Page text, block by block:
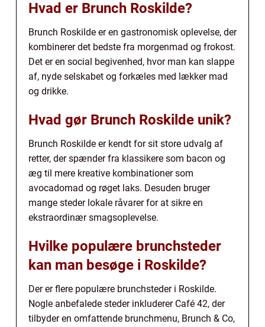
Hvad er Brunch Roskilde?
Brunch Roskilde er en gastronomisk oplevelse, der
kombinerer det bedste fra morgenmad og frokost.
Det er en social begivenhed, hvor man kan slappe
af, nyde selskabet og forkæles med lækker mad
og drikke.
Hvad gør Brunch Roskilde unik?
Brunch Roskilde er kendt for sit store udvalg af
retter, der spænder fra klassikere som bacon og
æg til mere kreative kombinationer som
avocadomad og røget laks. Desuden bruger
mange steder lokale råvarer for at sikre en
ekstraordinær smagsoplevelse.
Hvilke populære brunchsteder
kan man besøge i Roskilde?
Der er flere populære brunchsteder i Roskilde.
Nogle anbefalede steder inkluderer Café 42, der
tilbyder en omfattende brunchmenu, Brunch & Co,